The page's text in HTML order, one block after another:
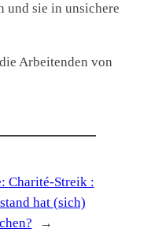
und sie in unsichere
Arbeitenden von
Charité-Streik :
hat (sich)
→